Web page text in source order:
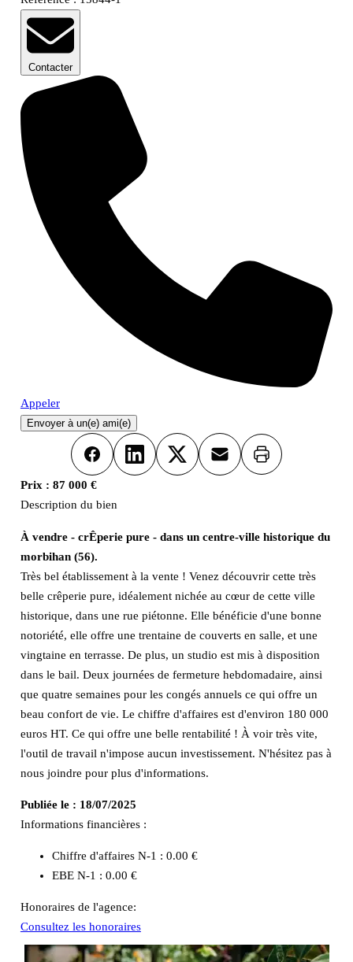
Contacter
Appeler
Envoyer à un(e) ami(e)
FacebookLinkedInX Email Imprimer
Prix : 87 000 €
Description du bien
À vendre - crÊperie pure - dans un centre-ville historique du
morbihan (56).
Très bel établissement à la vente ! Venez découvrir cette très
belle crêperie pure, idéalement nichée au cœur de cette ville
historique, dans une rue piétonne. Elle bénéficie d'une bonne
notoriété, elle offre une trentaine de couverts en salle, et une
vingtaine en terrasse. De plus, un studio est mis à disposition
dans le bail. Deux journées de fermeture hebdomadaire, ainsi
que quatre semaines pour les congés annuels ce qui offre un
beau confort de vie. Le chiffre d'affaires est d'environ 180 000
euros HT. Ce qui offre une belle rentabilité ! À voir très vite,
l'outil de travail n'impose aucun investissement. N'hésitez pas à
nous joindre pour plus d'informations.
Publiée le : 18/07/2025
Informations financières :
Chiffre d'affaires N-1 : 0.00 €
EBE N-1 : 0.00 €
Honoraires de l'agence:
Consultez les honoraires